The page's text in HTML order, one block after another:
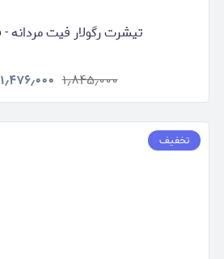
تیشرت رگولار فیت مردانه - 15262196
۱٫۸۴۵٫۰۰۰ ۱٫۴۷۶٫۰۰۰
تخفیف